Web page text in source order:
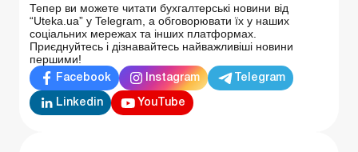
Тепер ви можете читати бухгалтерські новини від
“Uteka.ua” у Telegram, а обговорювати їх у наших
соціальних мережах та інших платформах.
Приєднуйтесь і дізнавайтесь найважливіші новини
першими!
Facebook Instagram Telegram
Linkedin YouTube